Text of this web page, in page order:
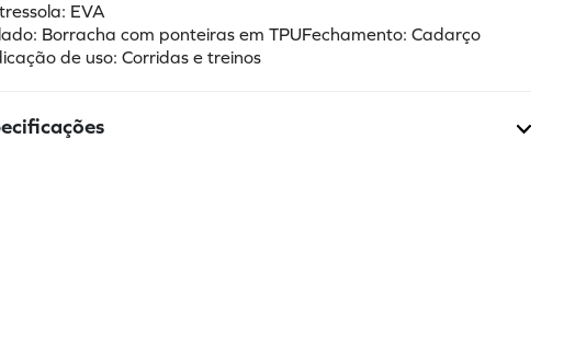
EVA
Borracha com ponteiras em TPUFechamento: Cadarço
de uso: Corridas e treinos